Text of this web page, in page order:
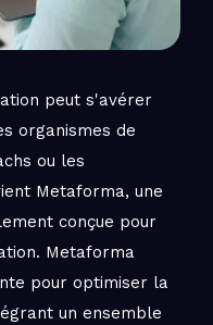
peut s'avérer
organismes de
ou les
Metaforma, une
conçue pour
Metaforma
pour optimiser la
un ensemble